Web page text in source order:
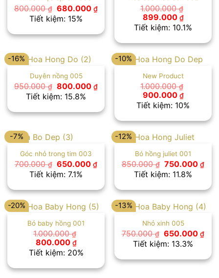
800.000₫ Giá
gốc
là:
680.000₫Giá
là:
680.000 ₫.
Tiết kiệm: 15%
1.000.000₫
Giá
gốc
là:
899.000 ₫Giá
hiện
tại
899.000
Tiết kiệm: 10.1%
-16%
Duyên nồng 005
950.000₫ Giá
gốc
là:
800.000₫Giá
là:
800.000 ₫.
Tiết kiệm: 15.8%
-10%
New Product
1.000.000₫
Giá
gốc
là:
900.000 ₫Giá
hiện
tại
900.000
Tiết kiệm: 10%
-7%
Góc nhỏ trong tim 003
700.000₫ Giá
gốc
là:
650.000₫Giá
là:
650.000 ₫.
Tiết kiệm: 7.1%
-12%
Bó hồng juliet 001
850.000₫ Giá
gốc
là:
750.000₫Giá
là:
Tiết kiệm: 11.8%
-20%
Bó baby hồng 001
1.000.000₫
Giá
gốc
là:
800.000 ₫Giá
hiện
tại
800.000 ₫.
Tiết kiệm: 20%
-13%
Nhỏ xinh 005
750.000₫ Giá
gốc
là:
650.000₫Giá
là:
Tiết kiệm: 13.3%